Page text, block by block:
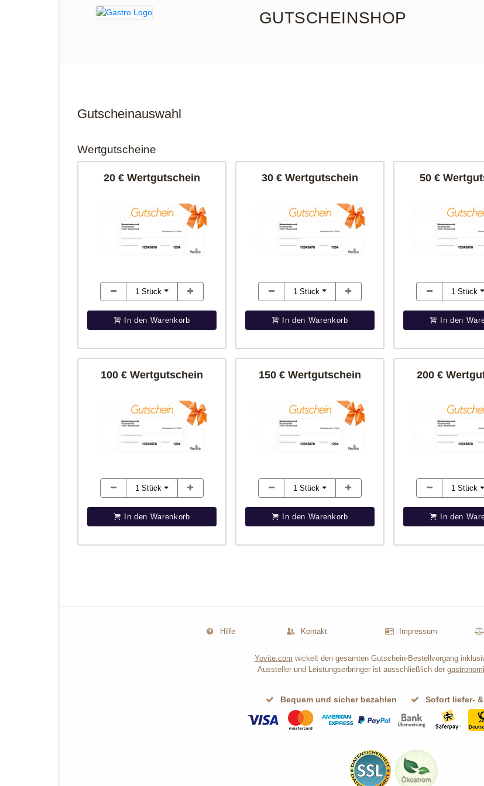
GUTSCHEINSHOP
Gutscheinauswahl
Wertgutscheine
20 € Wertgutschein
1Stück
In den Warenkorb
30 € Wertgutschein
1Stück
In den Warenkorb
50 €
1Stück
In den
100 € Wertgutschein
1Stück
In den Warenkorb
150 € Wertgutschein
1Stück
In den Warenkorb
200 €
1Stück
In den
Hilfe Kontakt Impressum
Yovite.com wickelt den gesamten Gutschein-Bestellvorgang
Aussteller und Leistungserbringer ist ausschließlich der
Bequem und sicher bezahlen Sofort liefer-